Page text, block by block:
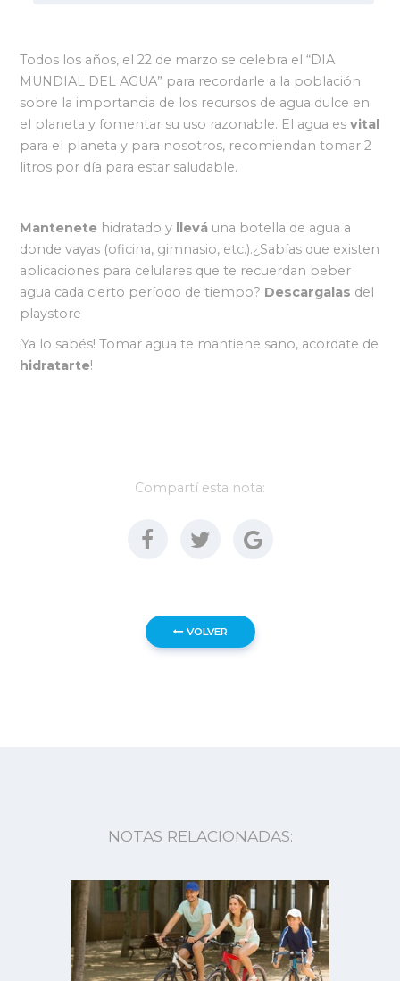
Todos los años, el 22 de marzo se celebra el “DIA
MUNDIAL DEL AGUA” para recordarle a la población
sobre la importancia de los recursos de agua dulce en
el planeta y fomentar su uso razonable. El agua es vital
para el planeta y para nosotros, recomiendan tomar 2
litros por día para estar saludable.
Mantenete hidratado y llevá una botella de agua a
donde vayas (oficina, gimnasio, etc.).¿Sabías que existen
aplicaciones para celulares que te recuerdan beber
agua cada cierto período de tiempo? Descargalas del
playstore
¡Ya lo sabés! Tomar agua te mantiene sano, acordate de
hidratarte!
Compartí esta nota:
VOLVER
NOTAS RELACIONADAS: